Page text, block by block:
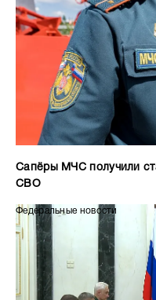
Сапёры МЧС получили
СВО
Федеральные новости